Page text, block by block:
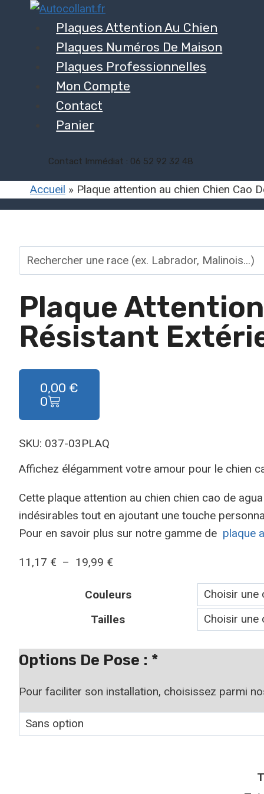
Plaques Attention Au Chien
Plaques Numéros De Maison
Plaques Professionnelles
Mon Compte
Contact
Panier
Contact Immédiat : 06 52 92 32 48
Accueil » Plaque attention au chien Chien Cao
Plaque Attention
Résistant
0,00 €
0
SKU: 037-03PLAQ
Affichez élégamment votre amour pour le chien
Cette plaque attention au chien chien cao de
indésirables tout en ajoutant une touche
Pour en savoir plus sur notre gamme de plaque
11,17 € – 19,99 €
Couleurs
Tailles
Options De Pose : *
Pour faciliter son installation, choisissez parmi